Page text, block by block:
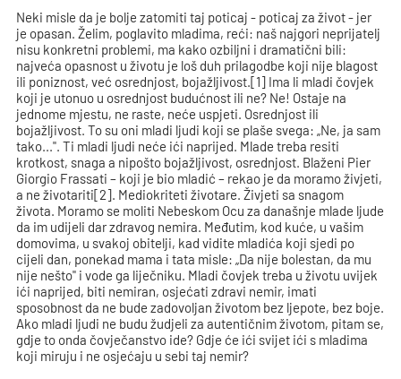
Neki misle da je bolje zatomiti taj poticaj - poticaj za život - jer
je opasan. Želim, poglavito mladima, reći: naš najgori neprijatelj
nisu konkretni problemi, ma kako ozbiljni i dramatični bili:
najveća opasnost u životu je loš duh prilagodbe koji nije blagost
ili poniznost, već osrednjost, bojažljivost.[1] Ima li mladi čovjek
koji je utonuo u osrednjost budućnost ili ne? Ne! Ostaje na
jednome mjestu, ne raste, neće uspjeti. Osrednjost ili
bojažljivost. To su oni mladi ljudi koji se plaše svega: „Ne, ja sam
tako...". Ti mladi ljudi neće ići naprijed. Mlade treba resiti
krotkost, snaga a nipošto bojažljivost, osrednjost. Blaženi Pier
Giorgio Frassati – koji je bio mladić – rekao je da moramo živjeti,
a ne životariti[2]. Mediokriteti životare. Živjeti sa snagom
života. Moramo se moliti Nebeskom Ocu za današnje mlade ljude
da im udijeli dar zdravog nemira. Međutim, kod kuće, u vašim
domovima, u svakoj obitelji, kad vidite mladića koji sjedi po
cijeli dan, ponekad mama i tata misle: „Da nije bolestan, da mu
nije nešto" i vode ga liječniku. Mladi čovjek treba u životu uvijek
ići naprijed, biti nemiran, osjećati zdravi nemir, imati
sposobnost da ne bude zadovoljan životom bez ljepote, bez boje.
Ako mladi ljudi ne budu žudjeli za autentičnim životom, pitam se,
gdje to onda čovječanstvo ide? Gdje će ići svijet ići s mladima
koji miruju i ne osjećaju u sebi taj nemir?